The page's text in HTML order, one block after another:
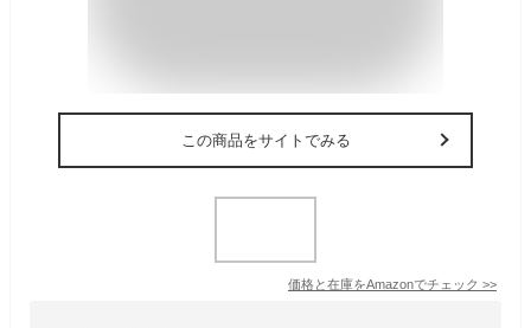
この商品をサイトでみる
価格と在庫をAmazonでチェック >>